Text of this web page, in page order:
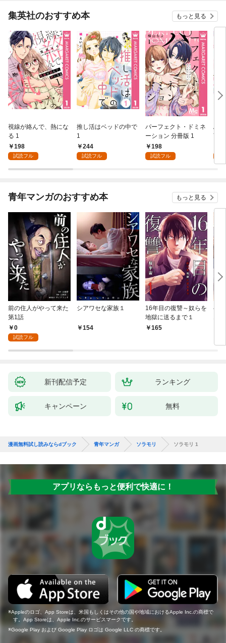
集英社のおすすめ本 もっと見る
視線が絡んで、熱にな
る 1
198
試読フル
推し活はベッドの中で
1
244
試読フル
パーフェクト・ドミネ
ーション 分冊版 1
198
試読フル
ふ
言
青年マンガのおすすめ本 もっと見る
前の住人がやって来た
第1話
0
試読フル
シアワセな家族１
154
16年目の復讐～奴らを
地獄に送るまで１
165
ベ
新刊配信予定 ランキング
キャンペーン 無料
漫画無料試し読みならdブック 青年マンガ ソラモリ ソラモリ 1
アプリならもっと便利で快適に！
Appleのロゴ、App Storeは、米国もしくはその他の国や地域におけるApple Inc.の商標で
す。App Storeは、Apple Inc.のサービスマークです。
Google Play および Google Play ロゴは Google LLC の商標です。